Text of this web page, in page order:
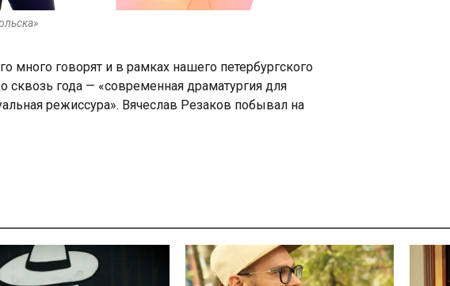
говорят и в рамках нашего петербургского
сквозь года — «современная драматургия для
режиссура». Вячеслав Резаков побывал на